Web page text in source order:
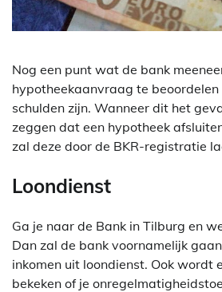
Nog een punt wat de bank
hypotheekaanvraag te
schulden zijn. Wanneer dit het
zeggen dat een hypotheek
zal deze door de BKR-registratie
Loondienst
Ga je naar de Bank in Tilburg en
Dan zal de bank voornamelijk
inkomen uit loondienst. Ook wordt
bekeken of je